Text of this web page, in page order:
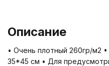
Описание
• Очень плотный 260гр/м2
35*45 см • Для